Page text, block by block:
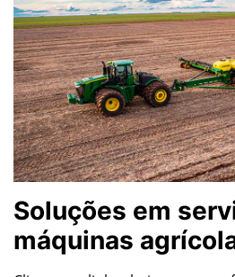
Soluções em
máquinas